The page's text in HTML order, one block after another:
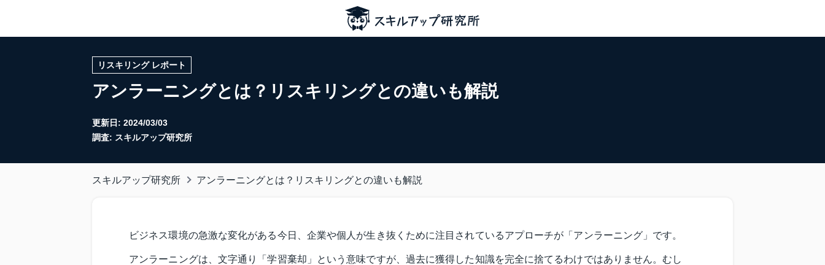
リスキリング レポート
アンラーニングとは？リスキリングとの違いも解説
更新日: 2024/03/03
調査: スキルアップ研究所
スキルアップ研究所 アンラーニングとは？リスキリングとの違いも解説
ビジネス環境の急激な変化がある今日、企業や個人が生き抜くために注目されているアプローチが「アンラーニング」です。
アンラーニングは、文字通り「学習棄却」という意味ですが、過去に獲得した知識を完全に捨てるわけではありません。むし